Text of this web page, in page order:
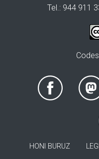
Tel.: 944 911
HONI BURUZ